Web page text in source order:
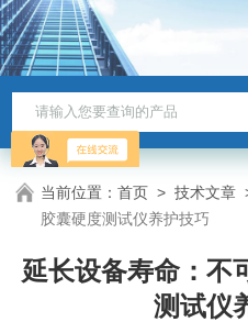
当前位置：首页 >技术文章
胶囊硬度测试仪养护技巧
延长设备寿命：不
测试仪